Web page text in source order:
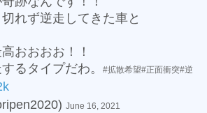
れず逆走してきた車と
おおおお！！
るタイプだわ。#拡散希望#正面衝突#逆
June 16, 2021